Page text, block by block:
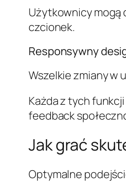
Użytkownicy mogą
czcionek.
Responsywny
Wszelkie zmiany w
Każda z tych
feedback
Jak grać
Optymalne